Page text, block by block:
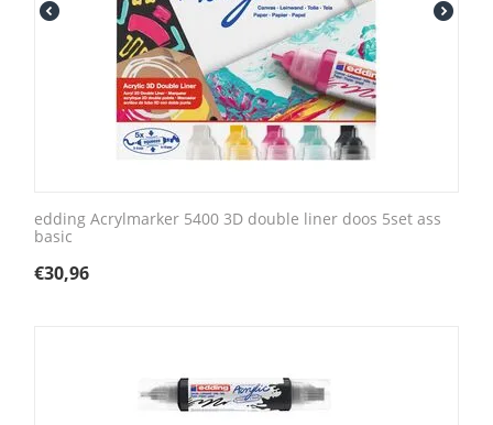
edding Acrylmarker 5400 3D double liner doos 5set ass
basic
€30,96